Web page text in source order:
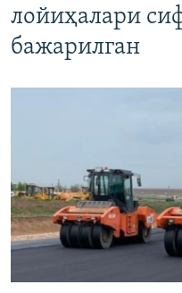
лойиҳалари
бажарилган